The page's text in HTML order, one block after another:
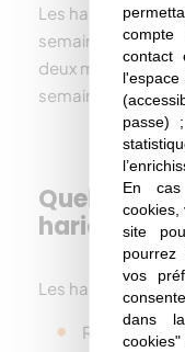
contact
passe)
En
cookies,
site
vos
dans
Les haricots sont
semaines après
deux mois et se
semaine.
Quels sont
haricots
Les haricots crus
Riche en